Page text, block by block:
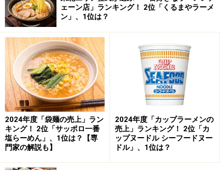
ちょっと外れます。営業時間は16時半と「すずめ」のよ
うにやや中途半端。推測ですが、朝からスープを炊きあ
げて、これくらいの時間に出来上がり、それをその日の
うちに使い切って、また翌日スープを作り直すので、こ
ういう時間になるのではないかと思います。
「すずめ」が整理券システムなら、こちらは店内に入る
と「何杯？」と聞いてきます。私が行ったときも一人な
のに同じように聞かれました。メニューは同じように中
華そばしかありません。見た目も味もほぼ同様です。豚
骨ベースに玉葱やにんじんなどの野菜を煮込んでいるよ
うです。
ェーン店」ランキング！ 2位「くるまやラーメ
ン」、1位は？
2024年度「袋麺の売上」ラン
キング！ 2位「サッポロ一番
塩らーめん」、1位は？【専
門家の解説も】
2024年度「カップラーメンの
売上」ランキング！ 2位「カ
ップヌードル シーフードヌー
ドル」、1位は？